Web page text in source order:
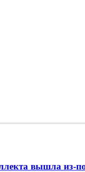
вышла из-